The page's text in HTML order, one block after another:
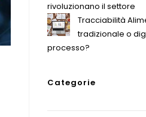
rivoluzionano il settore
Tracciabilità
tradizionale o
processo?
Categorie